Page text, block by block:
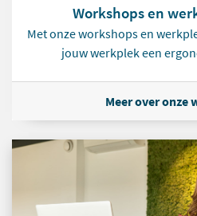
Workshops en
Met onze workshops en
jouw werkplek een
Meer over onze